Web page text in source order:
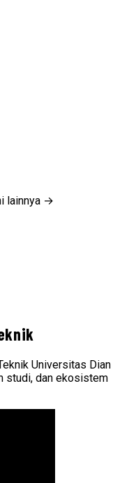
lainnya →
Universitas Dian
studi, dan ekosistem